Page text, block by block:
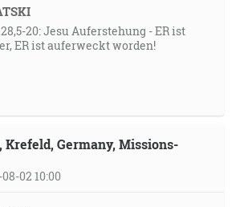
20: Jesu Auferstehung - ER ist
ER ist auferweckt worden!
Krefeld, Germany, Missions-
02 10:00